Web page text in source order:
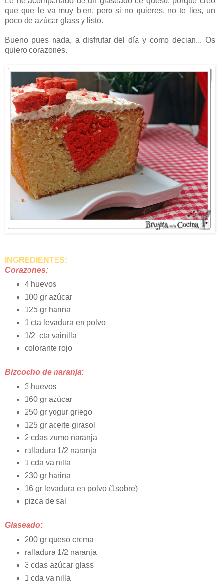
que que le va muy bien, pero si no quieres, no te lies, un
poco de azúcar glass y listo.
Bueno pues nada, a disfrutar del día y como decian... Os
quiero corazones.
INGREDIENTES:
Corazones:
4 huevos
100 gr azúcar
125 gr harina
1 cta levadura en polvo
1/2 cta vainilla
colorante rojo
Bizcocho de naranja:
3 huevos
160 gr azúcar
250 gr yogur griego
125 gr aceite girasol
2 cdas zumo naranja
ralladura 1/2 naranja
1 cda vainilla
230 gr harina
16 gr levadura en polvo (1sobre)
pizca de sal
Glaseado:
200 gr queso crema
ralladura 1/2 naranja
3 cdas azúcar glass
1 cda vainilla